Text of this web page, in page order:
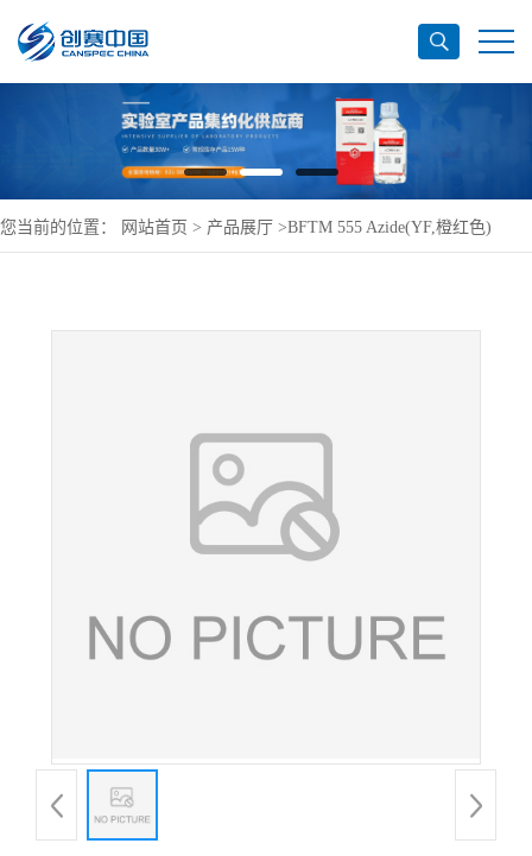
您当前的位置： 网站首页 > 产品展厅 >BFTM 555 Azide(YF,橙红色)